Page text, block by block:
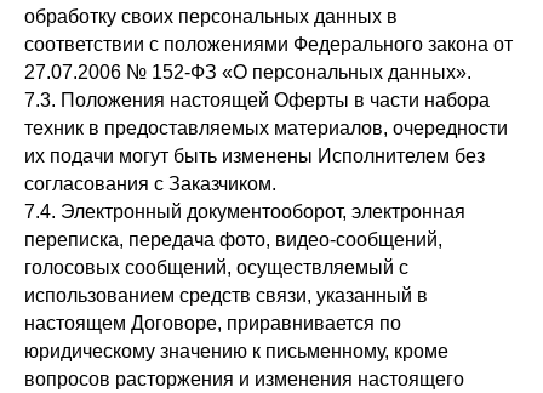
обработку своих персональных данных в
соответствии с положениями Федерального закона от
27.07.2006 № 152-ФЗ «О персональных данных».
7.3. Положения настоящей Оферты в части набора
техник в предоставляемых материалов, очередности
их подачи могут быть изменены Исполнителем без
согласования с Заказчиком.
7.4. Электронный документооборот, электронная
переписка, передача фото, видео-сообщений,
голосовых сообщений, осуществляемый с
использованием средств связи, указанный в
настоящем Договоре, приравнивается по
юридическому значению к письменному, кроме
вопросов расторжения и изменения настоящего